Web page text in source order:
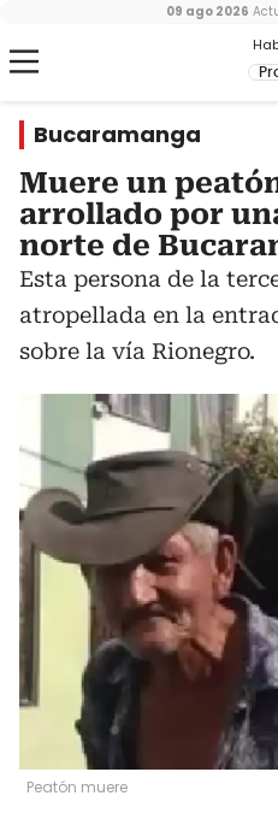
09 ago 2026
Bucaramanga
Muere un
arrollado por
norte de
Esta persona de la
atropellada en la
sobre la vía Rionegro.
Peatón muere